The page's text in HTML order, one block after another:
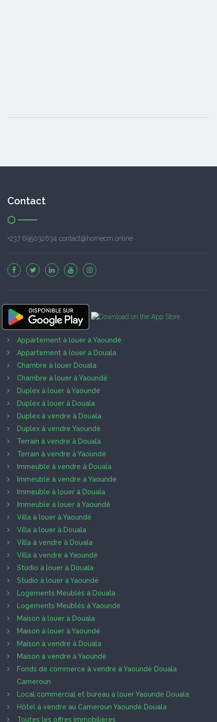
Contact
+237 695032634 contact@homecm.online
Appartement à louer à Yaoundé
Appartement à louer à Douala
Chambre à louer Douala
Chambre à louer à Yaoundé
Duplex à louer à Yaoundé
Duplex à louer à Douala
Duplex à vendre à Douala
Duplex à vendre Yaoundé
Terrain à vendre à Douala
Terrain à vendre à Yaoundé
Immeuble à vendre à Douala
Immeuble à vendre à Yaoundé
Immeuble à louer à Douala
Immeuble à louer à Yaoundé
Villa à louer à Yaoundé
Villa à louer à Douala
Villa à vendre à Douala
Villa à vendre à Yaoundé
Studio à louer à Douala
Studio à louer à Yaoundé
Logements Meublés à Douala
Logements Meublés à Yaoundé
Maison à louer à Douala
Maison à louer à Yaoundé
Maison à vendre à Douala
Maison à vendre à Yaoundé
Fonds de commerce à vendre à Yaoundé Douala
Cameroun
Local commercial et bureau à louer Yaoundé Douala
Hôtel à vendre au Cameroun Yaoundé Douala
Toutes les offres immobilières